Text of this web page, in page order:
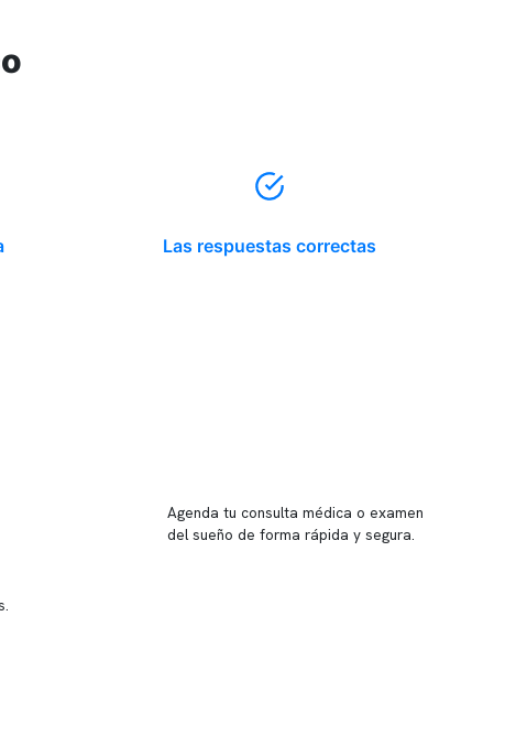
Las respuestas correctas
Agenda tu consulta médica o examen
del sueño de forma rápida y segura.